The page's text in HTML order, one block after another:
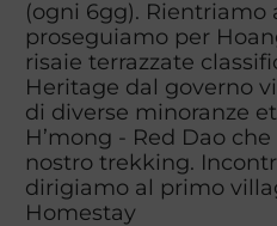
(ogni 6gg). Rientriamo
proseguiamo per
risaie terrazzate
Heritage dal governo
di diverse minoranze
H’mong - Red Dao
nostro trekking.
dirigiamo al primo
Homestay